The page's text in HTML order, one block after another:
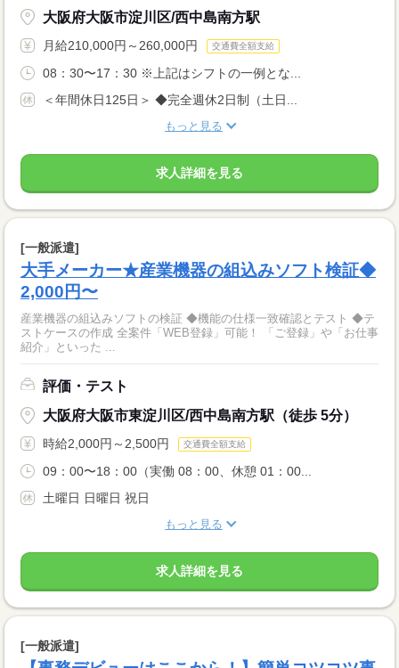
大阪府大阪市淀川区/西中島南方駅
月給210,000円～260,000円 交通費全額支給
08：30〜17：30 ※上記はシフトの一例とな...
＜年間休日125日＞ ◆完全週休2日制（土日...
もっと見る
求人詳細を見る
[一般派遣]
大手メーカー★産業機器の組込みソフト検証◆
2,000円〜
産業機器の組込みソフトの検証 ◆機能の仕様一致確認とテスト ◆テ
ストケースの作成 全案件「WEB登録」可能！ 「ご登録」や「お仕事
紹介」といった ...
評価・テスト
大阪府大阪市東淀川区/西中島南方駅（徒歩 5分）
時給2,000円～2,500円 交通費全額支給
09：00〜18：00（実働 08：00、休憩 01：00...
土曜日 日曜日 祝日
もっと見る
求人詳細を見る
[一般派遣]